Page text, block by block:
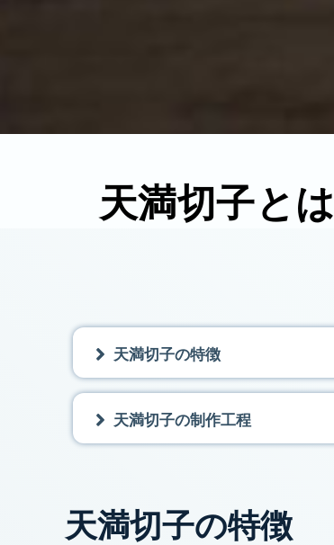
天満切子とは
天満切子の特徴
天満切子の制作工程
天満切子の特徴